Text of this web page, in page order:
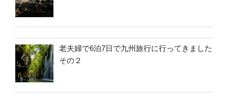
老夫婦で6泊7日で九州旅行に行ってきました
その２